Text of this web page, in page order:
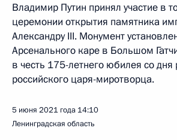
Владимир Путин принял участие в
церемонии открытия памятника
Александру III. Монумент
Арсенального каре в Большом
в честь 175-летнего юбилея со
российского царя-миротворца.
5 июня 2021 года 14:10
Ленинградская область